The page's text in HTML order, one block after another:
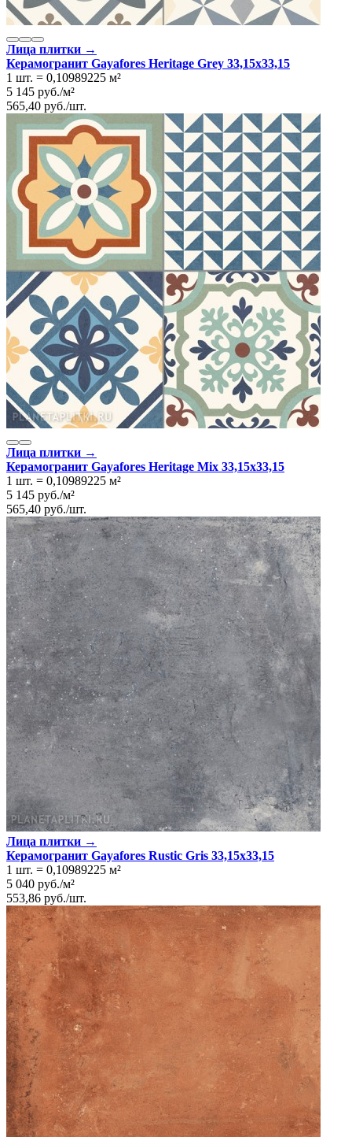
Лица плитки →
Керамогранит Gayafores Heritage Grey 33,15x33,15
1 шт. = 0,10989225 м²
5 145 руб./м²
565,40 руб./шт.
Лица плитки →
Керамогранит Gayafores Heritage Mix 33,15x33,15
1 шт. = 0,10989225 м²
5 145 руб./м²
565,40 руб./шт.
Лица плитки →
Керамогранит Gayafores Rustic Gris 33,15x33,15
1 шт. = 0,10989225 м²
5 040 руб./м²
553,86 руб./шт.